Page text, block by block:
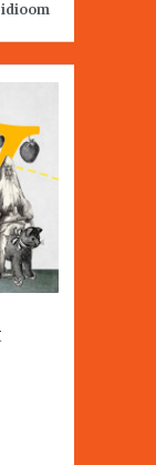
idioom